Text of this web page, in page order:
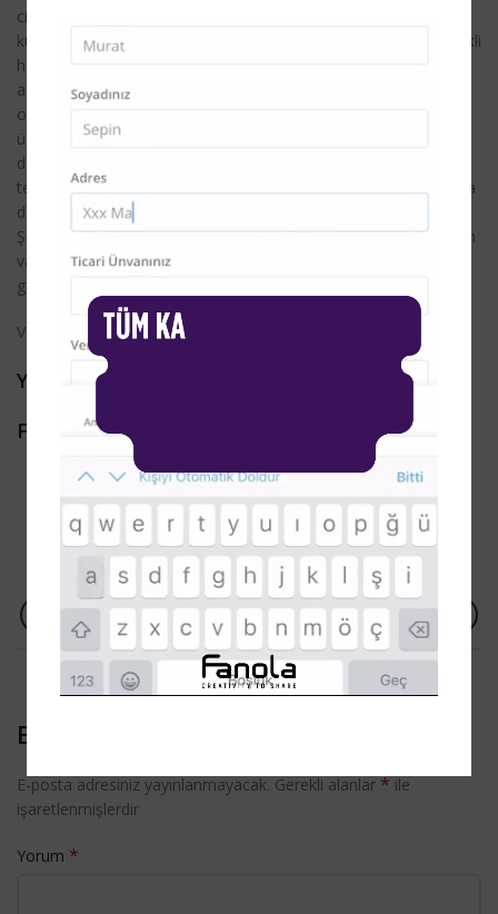
ciddi alerjik reaksiyonlara sebep olmaktadır. Unutulmamalıdır ki
kuaför salonları, bu salgın döneminde en az riskli yerlerdir. Sürekli
hijyen kurallarına uyulması, alınan tedbirler salonlarda kullanılan
amonyak ve alkali maddelerin kullanılması ile en güvenli alanları
oluşturuyor. Yeni randevulu sistemleri ile sosyal mesafenin en
üst düzeyde uygulanıyor olması güvenli alanlar oluşturuyor. Bu
dönemin ağır sosyolojik ve psikolojik baskısı kadınları biraz
tembelleştirmiş ve güzellik normlarından uzaklaştırmış gibi dursa
da hepimizin kendimizi iyi hissetmeye ihtiyacı olduğu kaçınılmaz.
Şimdi süslü aksesuarlardan, rujlardan ve birçok alışkanlığımızdan
vazgeçmek zorunda kaldığımız dönemde en çok saçlarımızın
güzel ve sağlıklı olmasına ihtiyacımız var.
Ve her zaman Fanola salonlarına gitmek için bir sebep vardır….
Yazar
Fanola Türkiye CEO P. Seda ÇOLAK
NEWER OLDER
BIR YANIT YAZIN
E-posta adresiniz yayınlanmayacak. Gerekli alanlar * ile
işaretlenmişlerdir
Yorum *